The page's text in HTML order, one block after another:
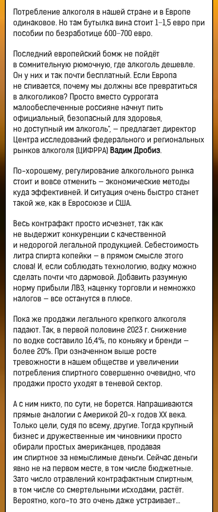
Потребление алкоголя в нашей стране и в Европе
одинаковое. Но там бутылка вина стоит 1−1,5 евро при
пособии по безработице 600−700 евро.
Последний европейский бомж не пойдёт
в сомнительную рюмочную, где алкоголь дешевле.
Он у них и так почти бесплатный. Если Европа
не спивается, почему мы должны все превратиться
в алкоголиков? Просто вместо суррогата
малообеспеченные россияне начнут пить
официальный, безопасный для здоровья,
но доступный им алкоголь", — предлагает директор
Центра исследований федерального и региональных
рынков алкоголя (ЦИФРРА) Вадим Дробиз.
По-хорошему, регулирование алкогольного рынка
стоит и вовсе отменить — экономические методы
куда эффективней. И ситуация очень быстро станет
такой же, как в Евросоюзе и США.
Весь контрафакт просто исчезнет, так как
не выдержит конкуренции с качественной
и недорогой легальной продукцией. Себестоимость
литра спирта копейки — в прямом смысле этого
слова! И, если соблюдать технологию, водку можно
сделать почти что дармовой. Добавить разумную
норму прибыли ЛВЗ, наценку торговли и немножко
налогов — все останутся в плюсе.
Пока же продажи легального крепкого алкоголя
падают. Так, в первой половине 2023 г. снижение
по водке составило 16,4%, по коньяку и бренди —
более 20%. При означенном выше росте
тревожности в нашем обществе и увеличении
потребления спиртного совершенно очевидно, что
продажи просто уходят в теневой сектор.
А с ним никто, по сути, не борется. Напрашиваются
прямые аналогии с Америкой 20-х годов ХХ века.
Только цели, судя по всему, другие. Тогда крупный
бизнес и дружественные им чиновники просто
обирали простых американцев, продавая
им спиртное за немыслимые деньги. Сейчас деньги
явно не на первом месте, в том числе бюджетные.
Зато число отравлений контрафактным спиртным,
в том числе со смертельными исходами, растёт.
Вероятно, кого-то это очень даже устраивает…